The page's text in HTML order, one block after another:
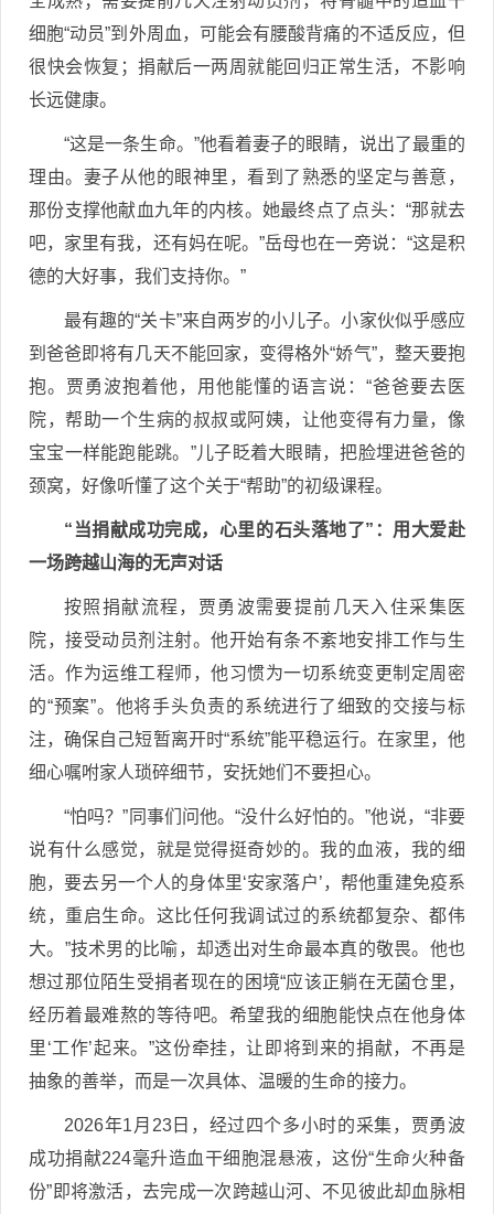
细胞“动员”到外周血，可能会有腰酸背痛的不适反应，但
很快会恢复；捐献后一两周就能回归正常生活，不影响
长远健康。
“这是一条生命。”他看着妻子的眼睛，说出了最重的
理由。妻子从他的眼神里，看到了熟悉的坚定与善意，
那份支撑他献血九年的内核。她最终点了点头：“那就去
吧，家里有我，还有妈在呢。”岳母也在一旁说：“这是积
德的大好事，我们支持你。”
最有趣的“关卡”来自两岁的小儿子。小家伙似乎感应
到爸爸即将有几天不能回家，变得格外“娇气”，整天要抱
抱。贾勇波抱着他，用他能懂的语言说：“爸爸要去医
院，帮助一个生病的叔叔或阿姨，让他变得有力量，像
宝宝一样能跑能跳。”儿子眨着大眼睛，把脸埋进爸爸的
颈窝，好像听懂了这个关于“帮助”的初级课程。
“当捐献成功完成，心里的石头落地了”：用大爱赴
一场跨越山海的无声对话
按照捐献流程，贾勇波需要提前几天入住采集医
院，接受动员剂注射。他开始有条不紊地安排工作与生
活。作为运维工程师，他习惯为一切系统变更制定周密
的“预案”。他将手头负责的系统进行了细致的交接与标
注，确保自己短暂离开时“系统”能平稳运行。在家里，他
细心嘱咐家人琐碎细节，安抚她们不要担心。
“怕吗？”同事们问他。“没什么好怕的。”他说，“非要
说有什么感觉，就是觉得挺奇妙的。我的血液，我的细
胞，要去另一个人的身体里‘安家落户’，帮他重建免疫系
统，重启生命。这比任何我调试过的系统都复杂、都伟
大。”技术男的比喻，却透出对生命最本真的敬畏。他也
想过那位陌生受捐者现在的困境“应该正躺在无菌仓里，
经历着最难熬的等待吧。希望我的细胞能快点在他身体
里‘工作’起来。”这份牵挂，让即将到来的捐献，不再是
抽象的善举，而是一次具体、温暖的生命的接力。
2026年1月23日，经过四个多小时的采集，贾勇波
成功捐献224毫升造血干细胞混悬液，这份“生命火种备
份”即将激活，去完成一次跨越山河、不见彼此却血脉相